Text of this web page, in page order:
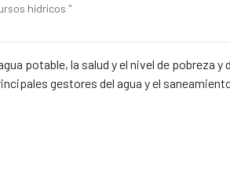
hídricos "
potable, la salud y el nivel de pobreza y
gestores del agua y el